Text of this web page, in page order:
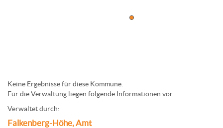
Keine Ergebnisse für diese Kommune.
Für die Verwaltung liegen folgende Informationen vor.
Verwaltet durch:
Falkenberg-Höhe, Amt